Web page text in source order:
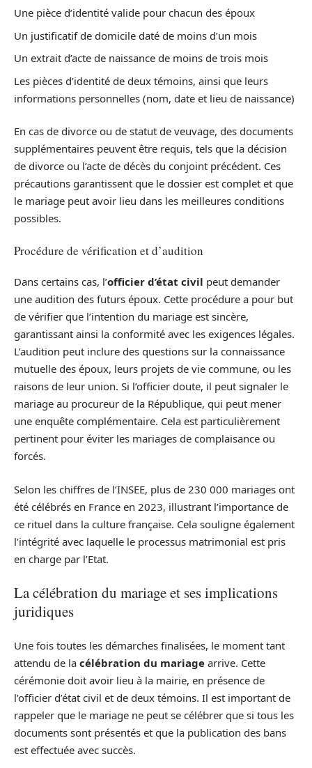
Une pièce d’identité valide pour chacun des époux
Un justificatif de domicile daté de moins d’un mois
Un extrait d’acte de naissance de moins de trois mois
Les pièces d’identité de deux témoins, ainsi que leurs
informations personnelles (nom, date et lieu de naissance)
En cas de divorce ou de statut de veuvage, des documents
supplémentaires peuvent être requis, tels que la décision
de divorce ou l’acte de décès du conjoint précédent. Ces
précautions garantissent que le dossier est complet et que
le mariage peut avoir lieu dans les meilleures conditions
possibles.
Procédure de vérification et d’audition
Dans certains cas, l’officier d’état civil peut demander
une audition des futurs époux. Cette procédure a pour but
de vérifier que l’intention du mariage est sincère,
garantissant ainsi la conformité avec les exigences légales.
L’audition peut inclure des questions sur la connaissance
mutuelle des époux, leurs projets de vie commune, ou les
raisons de leur union. Si l’officier doute, il peut signaler le
mariage au procureur de la République, qui peut mener
une enquête complémentaire. Cela est particulièrement
pertinent pour éviter les mariages de complaisance ou
forcés.
Selon les chiffres de l’INSEE, plus de 230 000 mariages ont
été célébrés en France en 2023, illustrant l’importance de
ce rituel dans la culture française. Cela souligne également
l’intégrité avec laquelle le processus matrimonial est pris
en charge par l’Etat.
La célébration du mariage et ses implications
juridiques
Une fois toutes les démarches finalisées, le moment tant
attendu de la célébration du mariage arrive. Cette
cérémonie doit avoir lieu à la mairie, en présence de
l’officier d’état civil et de deux témoins. Il est important de
rappeler que le mariage ne peut se célébrer que si tous les
documents sont présentés et que la publication des bans
est effectuée avec succès.